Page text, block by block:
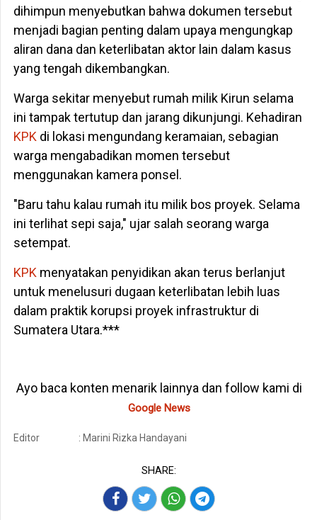
dihimpun menyebutkan bahwa dokumen tersebut
menjadi bagian penting dalam upaya mengungkap
aliran dana dan keterlibatan aktor lain dalam kasus
yang tengah dikembangkan.
Warga sekitar menyebut rumah milik Kirun selama
ini tampak tertutup dan jarang dikunjungi. Kehadiran
KPK di lokasi mengundang keramaian, sebagian
warga mengabadikan momen tersebut
menggunakan kamera ponsel.
"Baru tahu kalau rumah itu milik bos proyek. Selama
ini terlihat sepi saja," ujar salah seorang warga
setempat.
KPK menyatakan penyidikan akan terus berlanjut
untuk menelusuri dugaan keterlibatan lebih luas
dalam praktik korupsi proyek infrastruktur di
Sumatera Utara.***
Ayo baca konten menarik lainnya dan follow kami di
Google News
Editor : Marini Rizka Handayani
SHARE: